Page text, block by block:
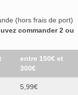
(hors frais de port)
commander 2 ou
entre 150€ et
300€
5,99€